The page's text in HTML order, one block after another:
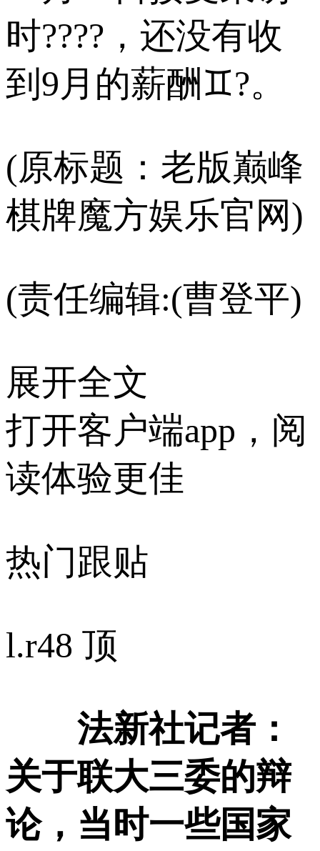
时????，还没有收
到9月的薪酬♊?。
(原标题：老版巅峰
棋牌魔方娱乐官网)
(责任编辑:(曹登平)
展开全文
打开客户端app，阅
读体验更佳
热门跟贴
l.r48 顶
法新社记者：
关于联大三委的辩
论，当时一些国家